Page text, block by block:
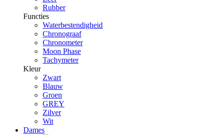
Rubber
Functies
Waterbestendigheid
Chronograaf
Chronometer
Moon Phase
Tachymeter
Kleur
Zwart
Blauw
Groen
GREY
Zilver
Wit
Dames